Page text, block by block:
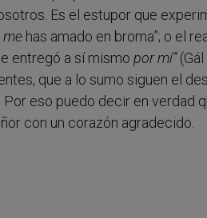
Es el estupor que
me has amado en broma”; o el
entregó a sí mismo por mí”
que a lo sumo siguen el
eso puedo decir en verdad
con un corazón agradecido.